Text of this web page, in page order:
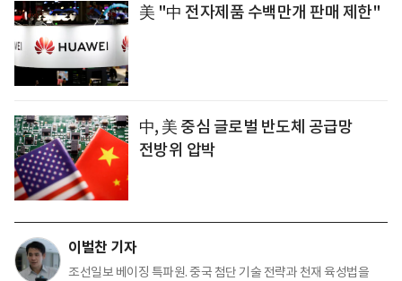
美 "中 전자제품 수백만개 판매 제한"
中, 美 중심 글로벌 반도체 공급망
전방위 압박
이벌찬 기자
조선일보 베이징 특파원. 중국 첨단 기술 전략과 천재 육성법을